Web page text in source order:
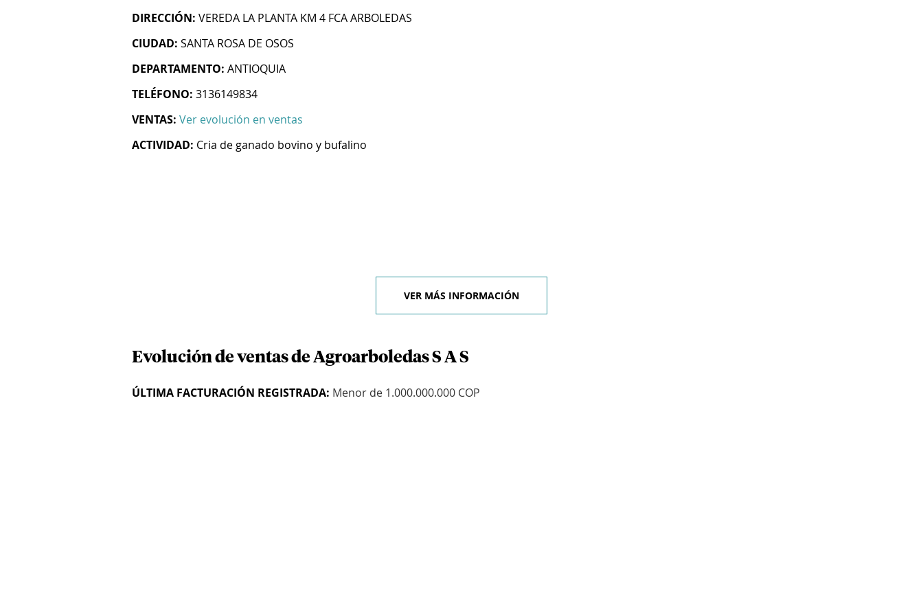
DIRECCIÓN: VEREDA LA PLANTA KM 4 FCA ARBOLEDAS
CIUDAD: SANTA ROSA DE OSOS
DEPARTAMENTO: ANTIOQUIA
TELÉFONO: 3136149834
VENTAS: Ver evolución en ventas
ACTIVIDAD: Cria de ganado bovino y bufalino
VER MÁS INFORMACIÓN
Evolución de ventas de Agroarboledas S A S
ÚLTIMA FACTURACIÓN REGISTRADA: Menor de 1.000.000.000 COP